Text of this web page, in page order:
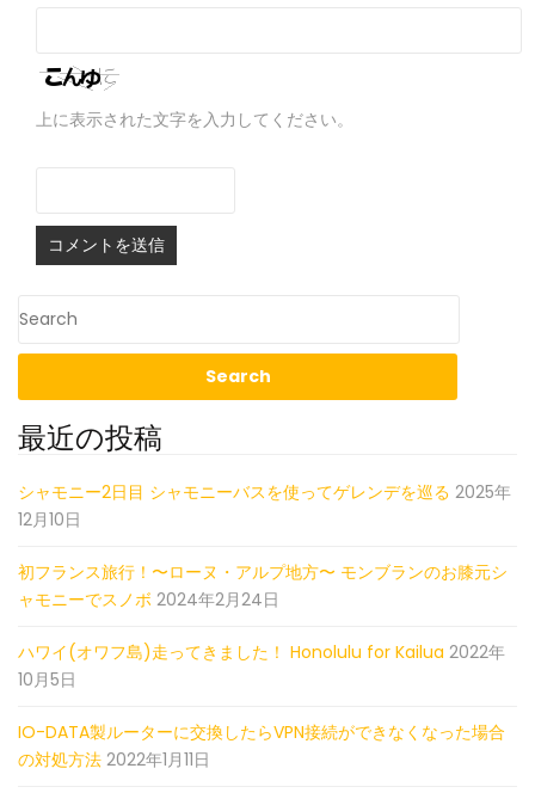
上に表示された文字を入力してください。
最近の投稿
シャモニー2日目 シャモニーバスを使ってゲレンデを巡る 2025年
12月10日
初フランス旅行！〜ローヌ・アルプ地方〜 モンブランのお膝元シ
ャモニーでスノボ 2024年2月24日
ハワイ(オワフ島)走ってきました！ Honolulu for Kailua 2022年
10月5日
IO-DATA製ルーターに交換したらVPN接続ができなくなった場合
の対処方法 2022年1月11日